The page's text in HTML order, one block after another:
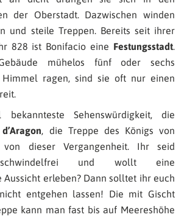
der Oberstadt. Dazwischen winden
und steile Treppen. Bereits seit ihrer
828 ist Bonifacio eine Festungsstadt
mühelos fünf oder sechs
Himmel ragen, sind sie oft nur einen
Sehenswürdigkeit, die
, die Treppe des Königs von
von dieser Vergangenheit. Ihr seid
schwindelfrei und wollt eine
erleben? Dann solltet ihr euch
nicht entgehen lassen! Die mit Gischt
kann man fast bis auf Meereshöhe